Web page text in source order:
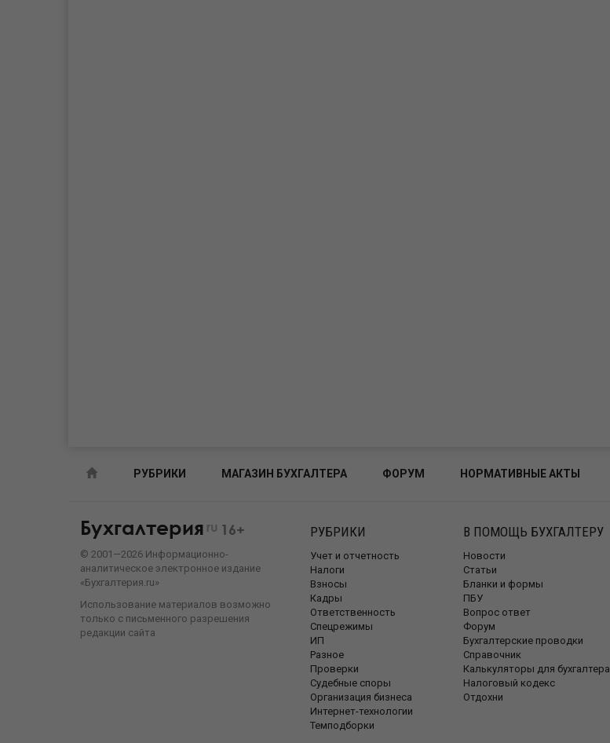
РУБРИКИ МАГАЗИН БУХГАЛТЕРА ФОРУМ НОРМАТИВНЫЕ АКТЫ
Бухгалтерия ru 16+
© 2001—2026 Информационно-
аналитическое электронное издание
«Бухгалтерия.ru»
Использование материалов возможно
только с письменного разрешения
редакции сайта
РУБРИКИ
Учет и отчетность
Налоги
Взносы
Кадры
Ответственность
Спецрежимы
ИП
Разное
Проверки
Судебные споры
Организация бизнеса
Интернет-технологии
Темподборки
В ПОМОЩЬ БУХГАЛТЕРУ
Новости
Статьи
Бланки и формы
ПБУ
Вопрос ответ
Форум
Бухгалтерские проводки
Справочник
Калькуляторы для бухгалтера
Налоговый кодекс
Отдохни